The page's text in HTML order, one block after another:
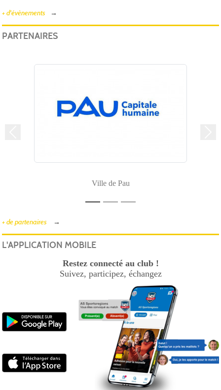
+ d'évènements
PARTENAIRES
Ville de Pau
+ de partenaires
L'APPLICATION MOBILE
Restez connecté au club !
Suivez, participez, échangez